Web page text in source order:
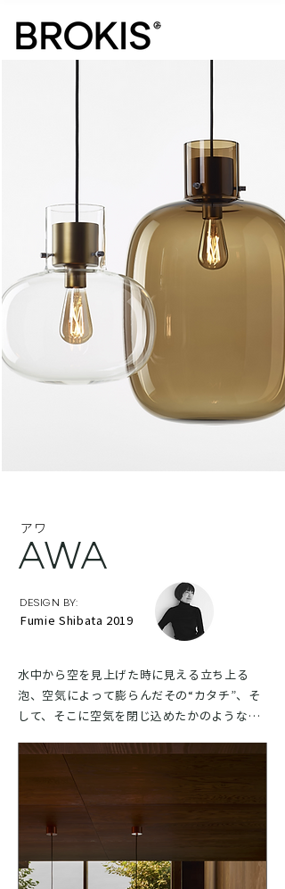
アワ
AWA
DESIGN BY:
Fumie Shibata 2019
水中から空を見上げた時に見える立ち上る
泡、空気によって膨らんだその“カタチ”、そ
して、そこに空気を閉じ込めたかのようなイ
人デザイナーの柴田文江によるもの。「ガラ
スは硬質だが、柔らかな素材でもあり、“カタ
チ”の中にしっとりとした印象を与えるために
り、BROKISの熟練した職人によって作られ
る、美しく有機的な吹きガラスを最大限に生
かしたデザインとなっています。